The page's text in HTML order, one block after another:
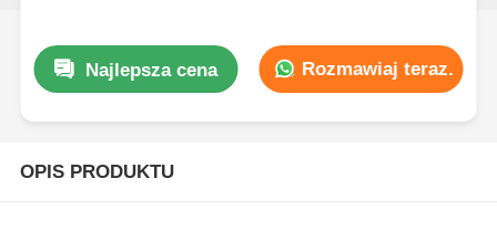
Najlepsza cena Rozmawiaj teraz.
OPIS PRODUKTU